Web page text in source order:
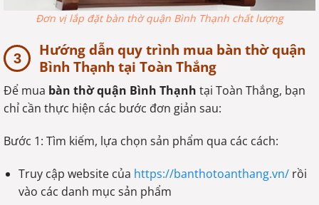
Đơn vị lắp đặt bàn thờ quận Bình Thạnh chất lượng
Hướng dẫn quy trình mua bàn thờ quận
Bình Thạnh tại Toàn Thắng
Để mua bàn thờ quận Bình Thạnh tại Toàn Thắng, bạn
chỉ cần thực hiện các bước đơn giản sau:
Bước 1: Tìm kiếm, lựa chọn sản phẩm qua các cách:
Truy cập website của https://banthotoanthang.vn/rồi
vào các danh mục sản phẩm